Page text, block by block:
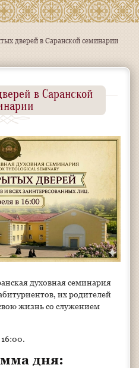
дверей в Саранской семинарии
в Саранской
духовная семинария
их родителей
жизнь со служением
16:00.
дня: